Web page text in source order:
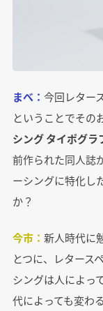
まべ： 今回レター
ということでその
シング タイポグラ
前作られた同人誌
ーシングに特化し
か？
今市： 新人時代に
とつに、レタース
シングは人によっ
代によっても変わ